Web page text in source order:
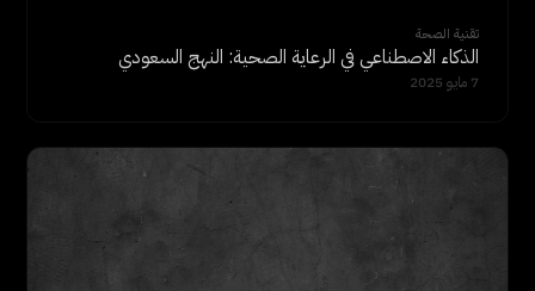
تقنية الصحة
الذكاء الاصطناعي في الرعاية الصحية: النهج السعودي
7 مايو 2025